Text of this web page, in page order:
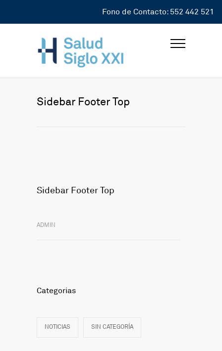
Fono de Contacto: 552 442 521
Sidebar Footer Top
Sidebar Footer Top
ADMIN
Categorias
NOTICIAS SIN CATEGORÍA